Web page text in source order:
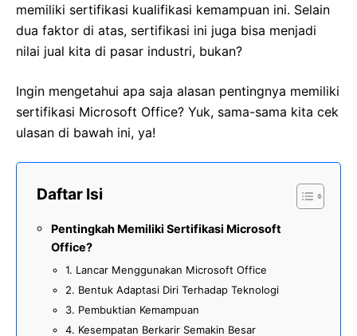
memiliki sertifikasi kualifikasi kemampuan ini. Selain
dua faktor di atas, sertifikasi ini juga bisa menjadi
nilai jual kita di pasar industri, bukan?
Ingin mengetahui apa saja alasan pentingnya memiliki
sertifikasi Microsoft Office? Yuk, sama-sama kita cek
ulasan di bawah ini, ya!
Daftar Isi
Pentingkah Memiliki Sertifikasi Microsoft
Office?
1. Lancar Menggunakan Microsoft Office
2. Bentuk Adaptasi Diri Terhadap Teknologi
3. Pembuktian Kemampuan
4. Kesempatan Berkarir Semakin Besar